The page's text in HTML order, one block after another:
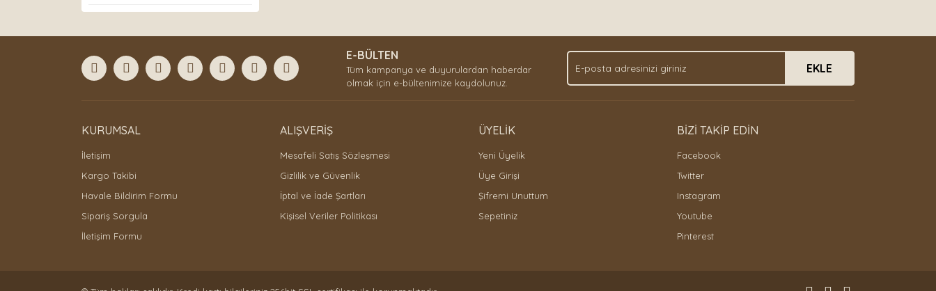
E-BÜLTEN
Tüm kampanya ve duyurulardan haberdar
olmak için e-bültenimize kaydolunuz.
EKLE
KURUMSAL
İletişim
Kargo Takibi
Havale Bildirim Formu
Sipariş Sorgula
İletişim Formu
ALIŞVERİŞ
Mesafeli Satış Sözleşmesi
Gizlilik ve Güvenlik
İptal ve İade Şartları
Kişisel Veriler Politikası
ÜYELİK
Yeni Üyelik
Üye Girişi
Şifremi Unuttum
Sepetiniz
BİZİ TAKİP EDİN
Facebook
Twitter
Instagram
Youtube
Pinterest